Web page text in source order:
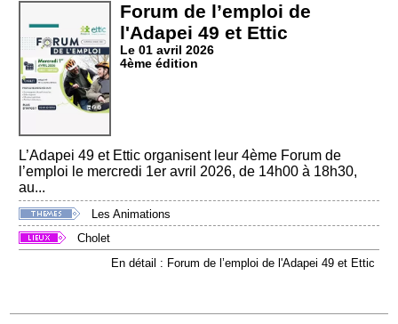
Forum de l’emploi de
l'Adapei 49 et Ettic
Le 01 avril 2026
4ème édition
L’Adapei 49 et Ettic organisent leur 4ème Forum de
l’emploi le mercredi 1er avril 2026, de 14h00 à 18h30,
au...
Les Animations
Cholet
En détail : Forum de l’emploi de l'Adapei 49 et Ettic